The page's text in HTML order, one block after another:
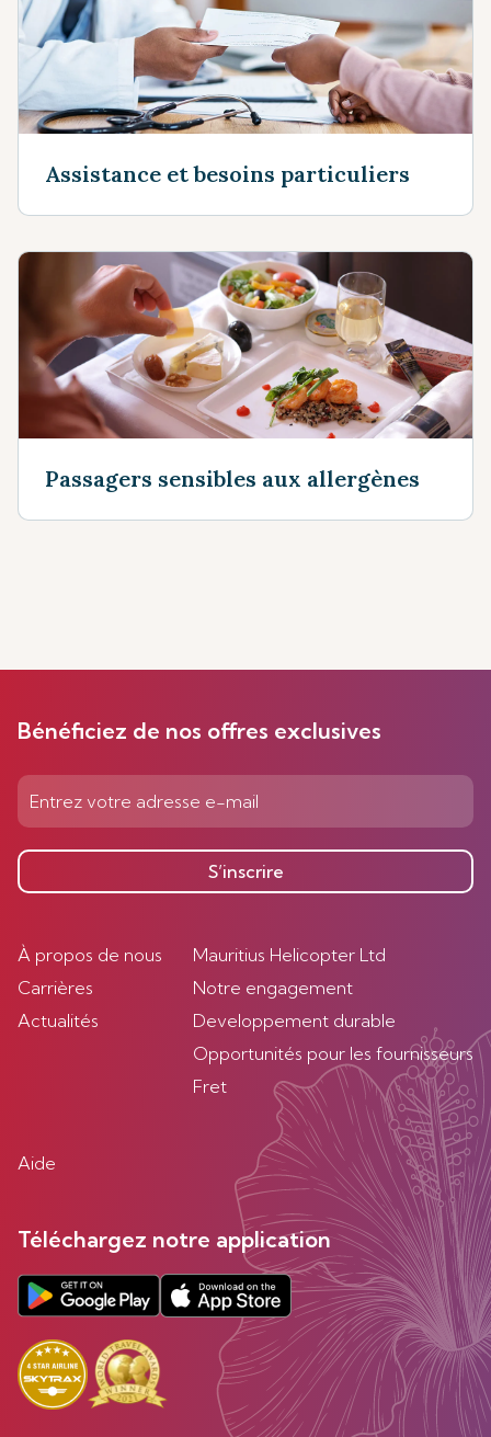
Assistance et besoins particuliers
Passagers sensibles aux allergènes
Bénéficiez de nos offres exclusives
S’inscrire
À propos de nous
Carrières
Actualités
Mauritius Helicopter Ltd
Notre engagement
Developpement durable
Opportunités pour les fournisseurs
Fret
Aide
Téléchargez notre application